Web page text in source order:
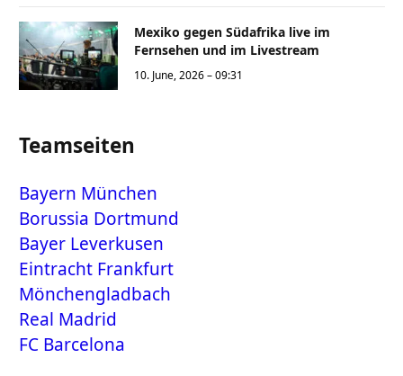
Mexiko gegen Südafrika live im
Fernsehen und im Livestream
10. June, 2026 – 09:31
Teamseiten
Bayern München
Borussia Dortmund
Bayer Leverkusen
Eintracht Frankfurt
Mönchengladbach
Real Madrid
FC Barcelona